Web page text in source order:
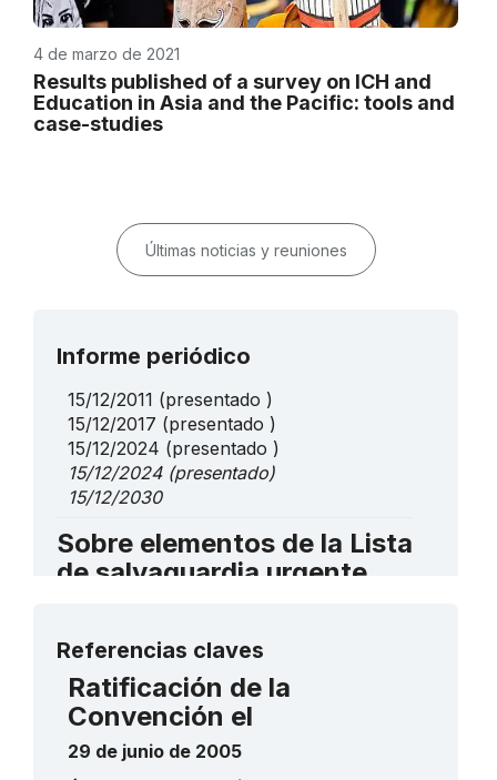
4 de marzo de 2021
Results published of a survey on ICH and
Education in Asia and the Pacific: tools and
case-studies
Últimas noticias y reuniones
Informe periódico
15/12/2011 (presentado )
15/12/2017 (presentado )
15/12/2024 (presentado )
15/12/2024(presentado)
15/12/2030
Sobre elementos de la Lista
de salvaguardia urgente
2017
Ritual para amansar a las camellas
____
La caligrafía mongola
____
Referencias claves
Ratificación de la
Convención el
29 de junio de 2005